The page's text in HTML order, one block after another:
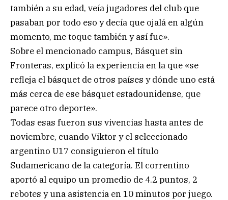
también a su edad, veía jugadores del club que
pasaban por todo eso y decía que ojalá en algún
momento, me toque también y así fue».
Sobre el mencionado campus, Básquet sin
Fronteras, explicó la experiencia en la que «se
refleja el básquet de otros países y dónde uno está
más cerca de ese básquet estadounidense, que
parece otro deporte».
Todas esas fueron sus vivencias hasta antes de
noviembre, cuando Viktor y el seleccionado
argentino U17 consiguieron el título
Sudamericano de la categoría. El correntino
aportó al equipo un promedio de 4.2 puntos, 2
rebotes y una asistencia en 10 minutos por juego.